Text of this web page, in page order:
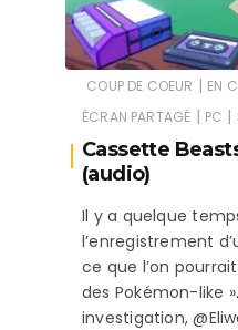
COUP DE COEUR | EN
ÉCRAN PARTAGÉ | PC |
Cassette
(audio)
Il y a quelque
l’enregistrement
ce que l’on
des Pokémon-like
investigation,